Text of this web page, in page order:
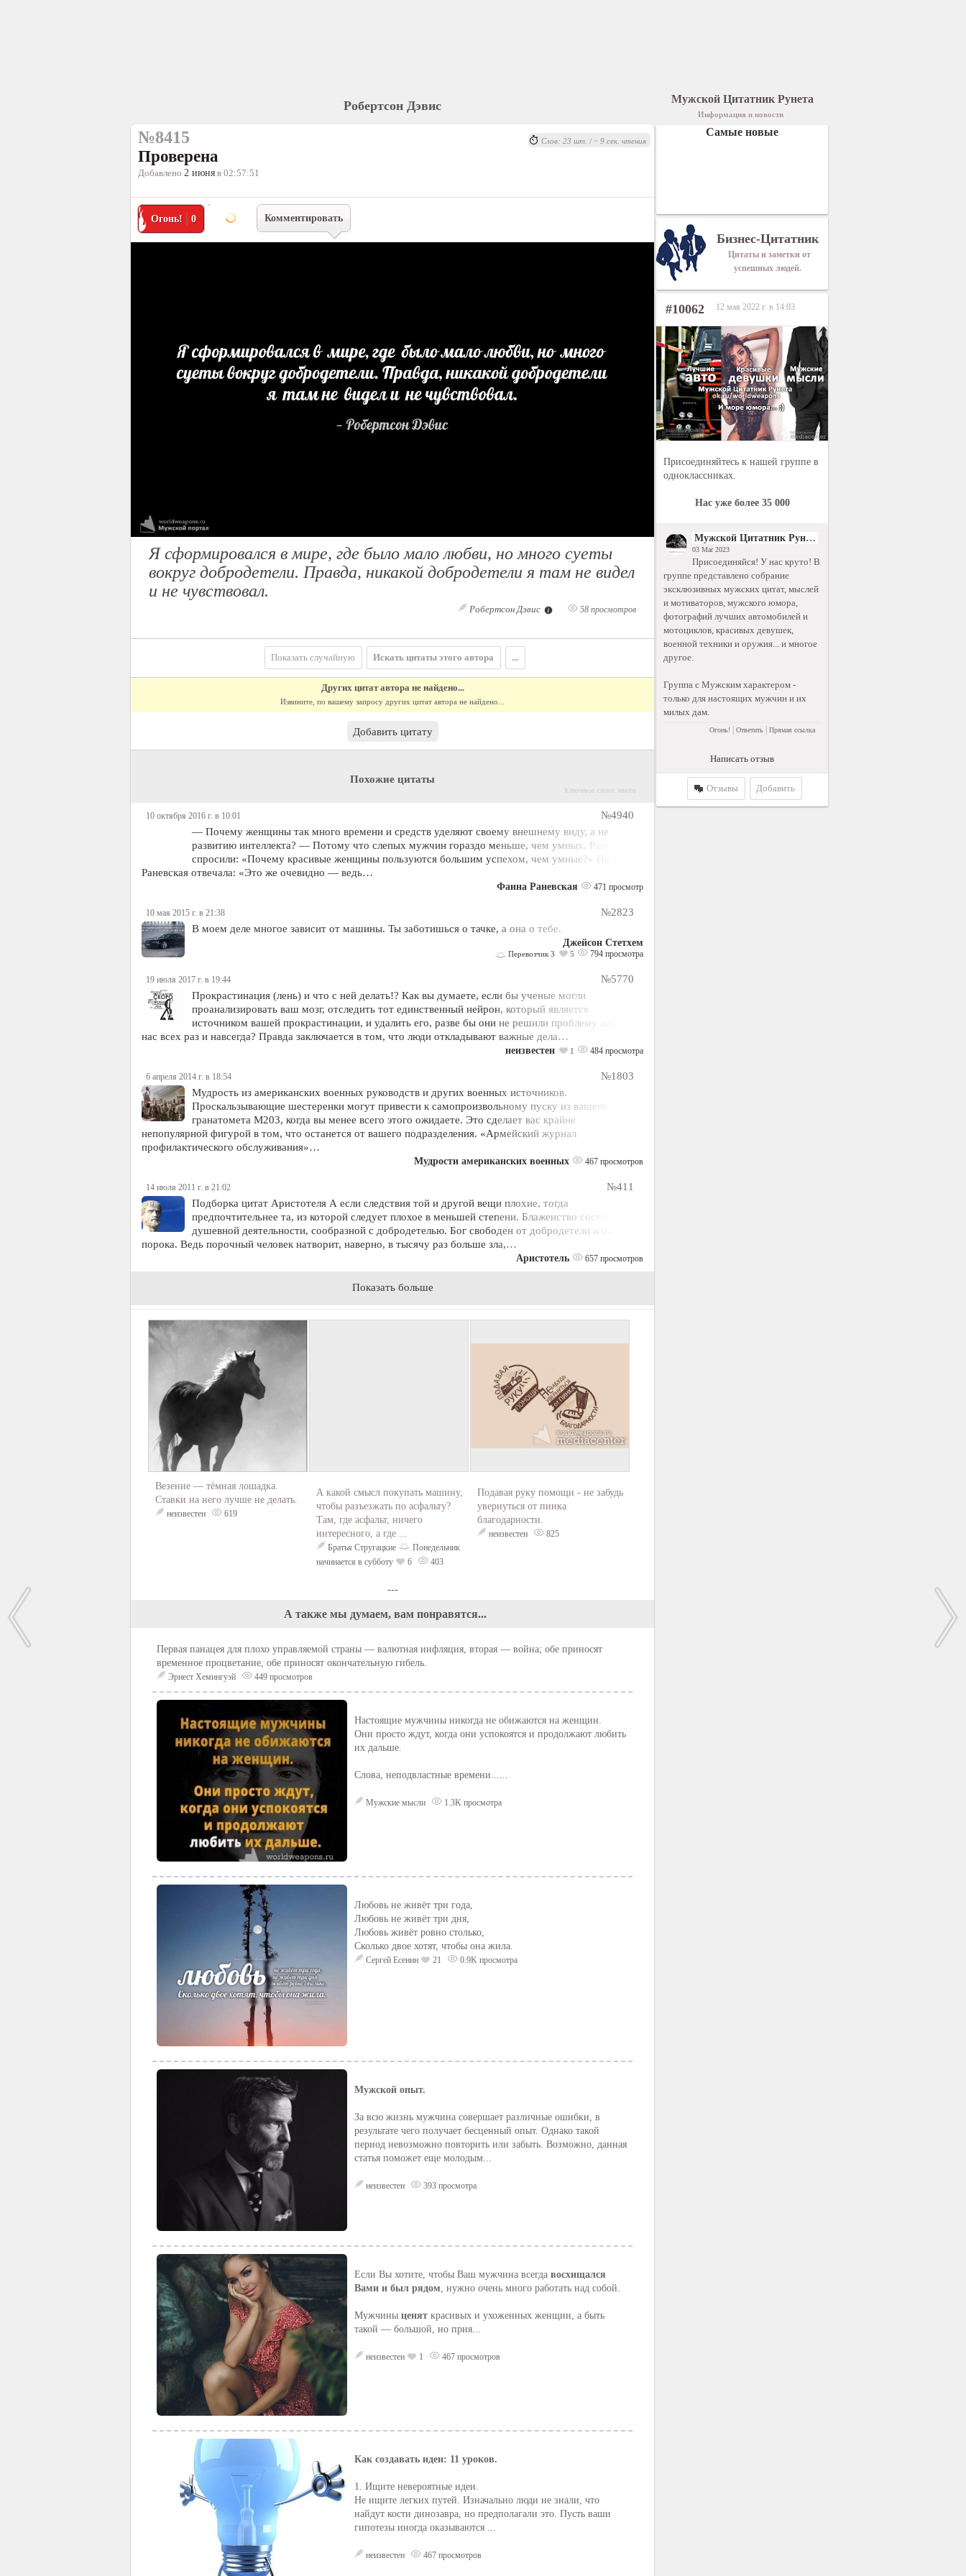
Робертсон Дэвис
№8415
Проверена
Добавлено 2 июня в 02:57:51
Огонь! 0 Комментировать
Я сформировался в мире, где было мало любви, но много суеты
вокруг добродетели. Правда, никакой добродетели я там не видел
и не чувствовал.
Робертсон Дэвис 58 просмотров
Слов: 23 шт. / ~ 9 сек. чтения
Показать случайную Искать цитаты этого автора ...
Других цитат автора не найдено...
Извините, по вашему запросу других цитат автора не найдено...
Добавить цитату
Похожие цитаты
Ключевое слово: много
10 октября 2016 г. в 10:01
№4940
— Почему женщины так много времени и средств уделяют своему внешнему виду, а не
развитию интеллекта? — Потому что слепых мужчин гораздо меньше, чем умных. Раневскую
спросили: «Почему красивые женщины пользуются большим успехом, чем умные?» На что
Раневская отвечала: «Это же очевидно — ведь…
Фаина Раневская 471 просмотр
10 мая 2015 г. в 21:38
№2823
В моем деле многое зависит от машины. Ты заботишься о тачке, а она о тебе.
Джейсон Стетхем
Перевозчик 3 5 794 просмотра
19 июля 2017 г. в 19:44
№5770
Прокрастинация (лень) и что с ней делать!? Как вы думаете, если бы ученые могли
проанализировать ваш мозг, отследить тот единственный нейрон, который является
источником вашей прокрастинации, и удалить его, разве бы они не решили проблему лени для
нас всех раз и навсегда? Правда заключается в том, что люди откладывают важные дела…
неизвестен 1 484 просмотра
6 апреля 2014 г. в 18:54
№1803
Мудрость из американских военных руководств и других военных источников.
Проскальзывающие шестеренки могут привести к самопроизвольному пуску из вашего
гранатомета М203, когда вы менее всего этого ожидаете. Это сделает вас крайне
непопулярной фигурой в том, что останется от вашего подразделения. «Армейский журнал
профилактического обслуживания»…
Мудрости американских военных 467 просмотров
14 июля 2011 г. в 21:02
№411
Подборка цитат Аристотеля А если следствия той и другой вещи плохие, тогда
предпочтительнее та, из которой следует плохое в меньшей степени. Блаженство состоит в
душевной деятельности, сообразной с добродетелью. Бог свободен от добродетели и от
порока. Ведь порочный человек натворит, наверно, в тысячу раз больше зла,…
Аристотель 657 просмотров
Показать больше
Везение — тёмная лошадка.
Ставки на него лучше не делать.
неизвестен 619
А какой смысл покупать машину,
чтобы разъезжать по асфальту?
Там, где асфальт, ничего
интересного, а где ...
Братья Стругацкие
Понедельник
начинается в субботу
6 403
Подавая руку помощи - не забудь
увернуться от пинка
благодарности.
неизвестен 825
---
А также мы думаем, вам понравятся...
Первая панацея для плохо управляемой страны — валютная инфляция, вторая — война; обе приносят
временное процветание, обе приносят окончательную гибель.
Эрнест Хемингуэй 449 просмотров
Настоящие мужчины никогда не обижаются на женщин.
Они просто ждут, когда они успокоятся и продолжают любить
их дальше.
Слова, неподвластные времени......
Мужские мысли 1.3K просмотра
Любовь не живёт три года,
Любовь не живёт три дня,
Любовь живёт ровно столько,
Сколько двое хотят, чтобы она жила.
Сергей Есенин 21 0.9K просмотра
Мужской опыт.
За всю жизнь мужчина совершает различные ошибки, в
результате чего получает бесценный опыт. Однако такой
период невозможно повторить или забыть. Возможно, данная
статья поможет еще молодым...
неизвестен 393 просмотра
Если Вы хотите, чтобы Ваш мужчина всегда восхищался
Вами и был рядом , нужно очень много работать над собой.
Мужчины ценят красивых и ухоженных женщин, а быть
такой — большой, но прия...
неизвестен 1 467 просмотров
Как создавать идеи: 11 уроков.
1. Ищите невероятные идеи.
Не ищите легких путей. Изначально люди не знали, что
найдут кости динозавра, но предполагали это. Пусть ваши
гипотезы иногда оказываются ...
неизвестен 467 просмотров
Мужской Цитатник Рунета
Информация и новости
Самые новые
Бизнес-Цитатник
Цитаты и заметки от
успешных людей.
#10062 12 мая 2022 г. в 14:03
Присоединяйтесь к нашей группе в
одноклассниках.
Нас уже более 35 000
Мужской Цитатник Рунета
03 Mar 2023
Присоединяйся! У нас круто! В
группе представлено собрание
эксклюзивных мужских цитат, мыслей
и мотиваторов, мужского юмора,
фотографий лучших автомобилей и
мотоциклов, красивых девушек,
военной техники и оружия... и многое
другое.
Группа с Мужским характером -
только для настоящих мужчин и их
милых дам.
Огонь! Ответить Прямая ссылка
Написать отзыв
Отзывы Добавить